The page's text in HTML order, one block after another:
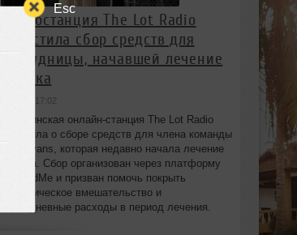
Esc
Радиостанция The Lot Radio
запустила сбор средств для
сотрудницы, начавшей лечение
от рака
вчера в 17:02
Бруклинская онлайн-станция The Lot Radio
объявила о сборе средств для члена команды
Lola Evans, которая недавно начала лечение
от рака. Сбор организован через платформу
GoFundMe и призван помочь покрыть
хирургическое вмешательство и
повседневные расходы в период лечения.